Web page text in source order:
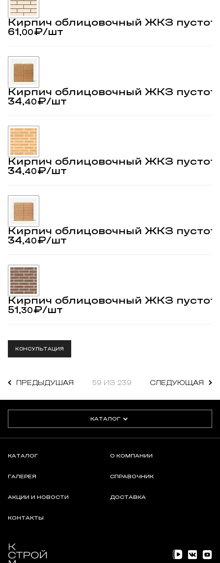
Кирпич облицовочный ЖКЗ
61,00₽/шт
Кирпич облицовочный ЖКЗ
34,40₽/шт
Кирпич облицовочный ЖКЗ
34,40₽/шт
Кирпич облицовочный ЖКЗ
34,40₽/шт
Кирпич облицовочный ЖКЗ
51,30₽/шт
КОНСУЛЬТАЦИЯ
ПРЕДЫДУШАЯ 59 ИЗ 239 СЛЕДУЮЩАЯ
КАТАЛОГ
КАТАЛОГ О КОМПАНИИ
ГАЛЕРЕЯ СПРАВОЧНИК
АКЦИИ И НОВОСТИ ДОСТАВКА
КОНТАКТЫ